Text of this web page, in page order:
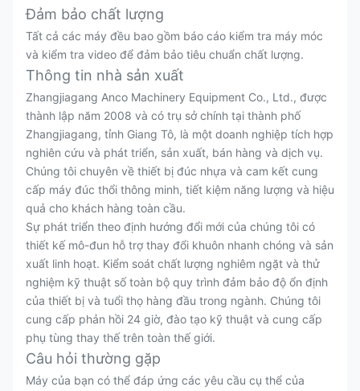
Đảm bảo chất lượng
Tất cả các máy đều bao gồm báo cáo kiểm tra máy móc
và kiểm tra video để đảm bảo tiêu chuẩn chất lượng.
Thông tin nhà sản xuất
Zhangjiagang Anco Machinery Equipment Co., Ltd., được
thành lập năm 2008 và có trụ sở chính tại thành phố
Zhangjiagang, tỉnh Giang Tô, là một doanh nghiệp tích hợp
nghiên cứu và phát triển, sản xuất, bán hàng và dịch vụ.
Chúng tôi chuyên về thiết bị đúc nhựa và cam kết cung
cấp máy đúc thổi thông minh, tiết kiệm năng lượng và hiệu
quả cho khách hàng toàn cầu.
Sự phát triển theo định hướng đổi mới của chúng tôi có
thiết kế mô-đun hỗ trợ thay đổi khuôn nhanh chóng và sản
xuất linh hoạt. Kiểm soát chất lượng nghiêm ngặt và thử
nghiệm kỹ thuật số toàn bộ quy trình đảm bảo độ ổn định
của thiết bị và tuổi thọ hàng đầu trong ngành. Chúng tôi
cung cấp phản hồi 24 giờ, đào tạo kỹ thuật và cung cấp
phụ tùng thay thế trên toàn thế giới.
Câu hỏi thường gặp
Máy của bạn có thể đáp ứng các yêu cầu cụ thể của